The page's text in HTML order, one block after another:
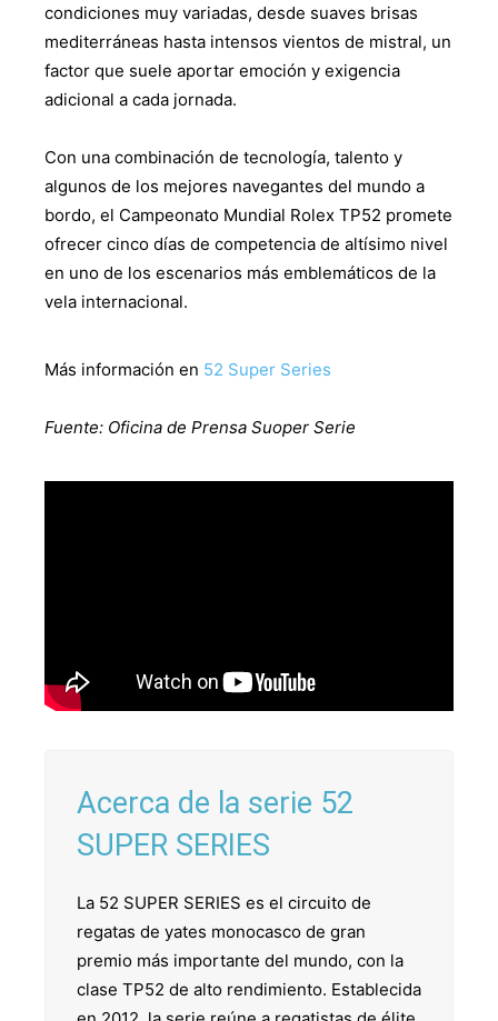
condiciones muy variadas, desde suaves brisas
mediterráneas hasta intensos vientos de mistral, un
factor que suele aportar emoción y exigencia
adicional a cada jornada.
Con una combinación de tecnología, talento y
algunos de los mejores navegantes del mundo a
bordo, el Campeonato Mundial Rolex TP52 promete
ofrecer cinco días de competencia de altísimo nivel
en uno de los escenarios más emblemáticos de la
vela internacional.
Más información en 52 Super Series
Fuente: Oficina de Prensa Suoper Serie
Acerca de la serie 52
SUPER SERIES
La 52 SUPER SERIES es el circuito de
regatas de yates monocasco de gran
premio más importante del mundo, con la
clase TP52 de alto rendimiento. Establecida